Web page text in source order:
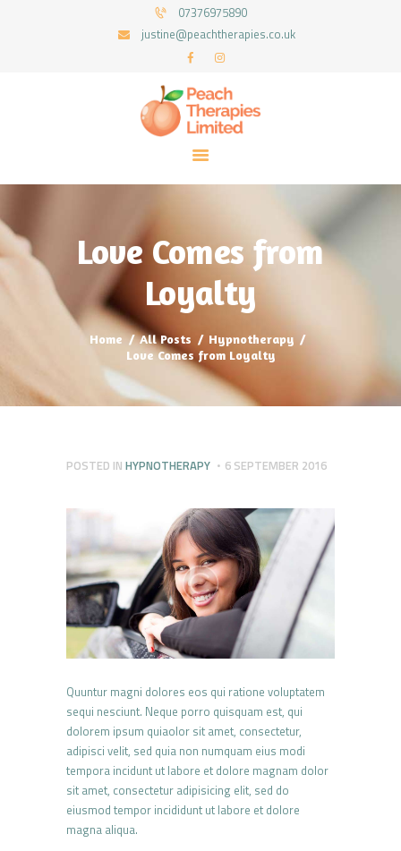
07376975890
justine@peachtherapies.co.uk
Love Comes from
Loyalty
Home All Posts
Hypnotherapy
Love Comes from Loyalty
PEACH THERAPIES LIMITED
SERVICES
POSTED IN HYPNOTHERAPY 6 SEPTEMBER 2016
Quuntur magni dolores eos qui ratione voluptatem
sequi nesciunt. Neque porro quisquam est, qui
dolorem ipsum quiaolor sit amet, consectetur,
adipisci velit, sed quia non numquam eius modi
tempora incidunt ut labore et dolore magnam dolor
sit amet, consectetur adipisicing elit, sed do
eiusmod tempor incididunt ut labore et dolore
magna aliqua.